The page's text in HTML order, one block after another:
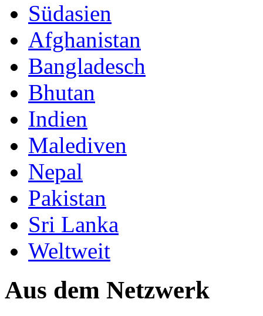
Südasien
Afghanistan
Bangladesch
Bhutan
Indien
Malediven
Nepal
Pakistan
Sri Lanka
Weltweit
Aus dem Netzwerk